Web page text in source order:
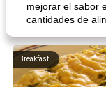
mejorar el sabor
cantidades de
Breakfast